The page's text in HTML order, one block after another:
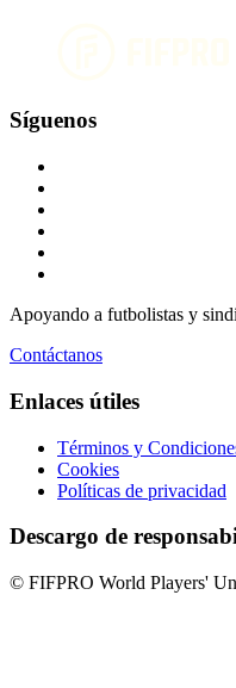
Síguenos
Apoyando a futbolistas y
Contáctanos
Enlaces útiles
Términos y
Cookies
Políticas de privacidad
Descargo de
© FIFPRO World Players'